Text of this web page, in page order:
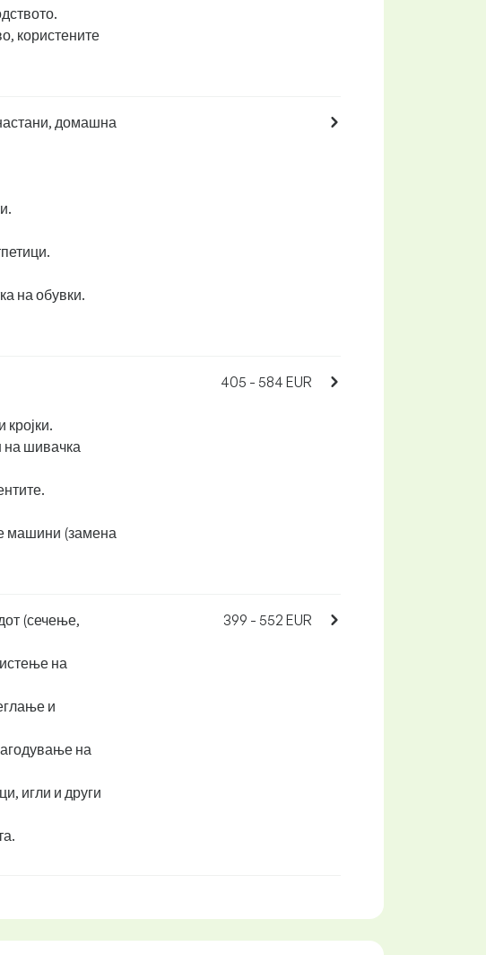
користените
домашна
на обувки.
кројки.
на шивачка
машини (замена
405 - 584 EUR
(сечење,
на
и
на
игли и други
399 - 552 EUR